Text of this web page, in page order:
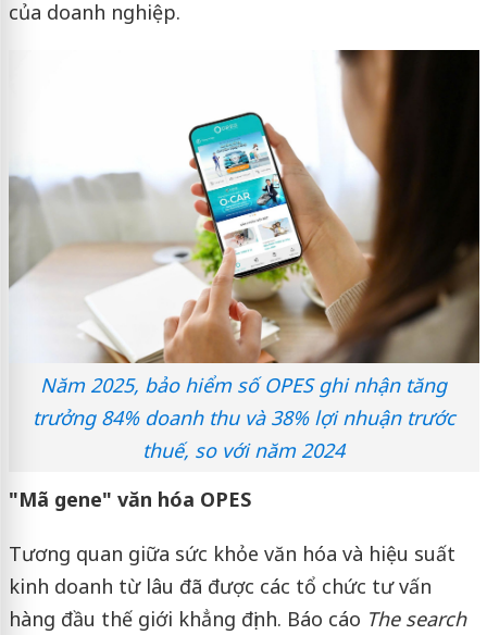
của doanh nghiệp.
Năm 2025, bảo hiểm số OPES ghi nhận tăng
trưởng 84% doanh thu và 38% lợi nhuận trước
thuế, so với năm 2024
"Mã gene" văn hóa OPES
Tương quan giữa sức khỏe văn hóa và hiệu suất
kinh doanh từ lâu đã được các tổ chức tư vấn
hàng đầu thế giới khẳng định. Báo cáo The search